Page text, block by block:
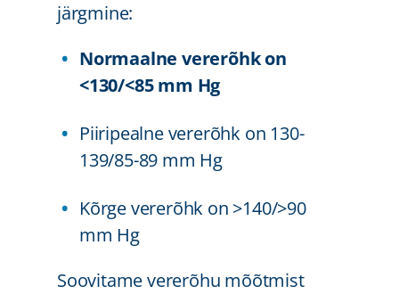
järgmine:
Normaalne vererõhk on
<130/<85 mm Hg
Piiripealne vererõhk on 130-
139/85-89 mm Hg
Kõrge vererõhk on >140/>90
mm Hg
Soovitame vererõhu mõõtmist